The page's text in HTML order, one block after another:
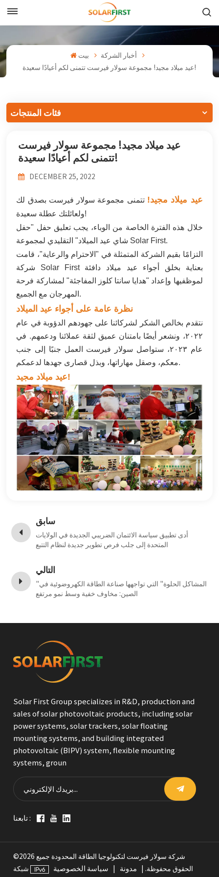
中文
Русский
Español
한국어
بالعربية
بيت
أخبار الشركة
عيد ميلاد مجيد! مجموعة سولار فيرست تتمنى لكم أعيادًا سعيدة!
فئات المنتجات
عيد ميلاد مجيد! مجموعة سولار فيرست
تتمنى لكم أعيادًا سعيدة!
DECEMBER 25, 2022
عيد ميلاد مجيد! تتمنى مجموعة سولار فيرست بصدق لك
ولعائلتك عطلة سعيدة!
خلال هذه الفترة الخاصة من الوباء، يجب تعليق حفل "حفل
شاي عيد الميلاد" التقليدي لمجموعة Solar First.
التزامًا بقيم الشركة المتمثلة في "الاحترام والرعاية"، قامت
شركة Solar First بعناية بخلق أجواء عيد ميلاد دافئة
لموظفيها وإعداد "هدايا سانتا كلوز المفاجئة" لمشاركة فرحة
المهرجان مع الجميع.
نظرة عامة على أجواء عيد الميلاد
نتقدم بخالص الشكر لشركائنا على جهودهم الدؤوبة في عام
٢٠٢٢، ونشعر أيضًا بامتنان عميق لثقة عملائنا ودعمهم. في
عام ٢٠٢٣، ستواصل سولار فيرست العمل جنبًا إلى جنب
معكم، وصقل مهاراتها، وبذل قصارى جهدها لدعمكم.
عيد ميلاد مجيد!
سابق
أدى تطبيق سياسة الائتمان الضريبي الجديدة في الولايات
المتحدة إلى جلب فرص تطوير جديدة لنظام التتبع
التالي
"المشاكل الحلوة" التي تواجهها صناعة الطاقة الكهروضوئية في
الصين: مخاوف خفية وسط نمو مرتفع
Solar First Group specializes in R&D, production and
sales of solar photovoltaic products, including solar
power systems, solar trackers, solar floating
mounting systems, and building integrated
photovoltaic (BIPV) system, flexible mounting
systems, groun
تابعنا :
©2026 شركة سولار فيرست لتكنولوجيا الطاقة المحدودة جميع
الحقوق محفوظة. |
مدونة سياسة الخصوصية
شبكة